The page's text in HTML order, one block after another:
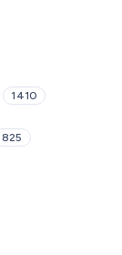
1410
825